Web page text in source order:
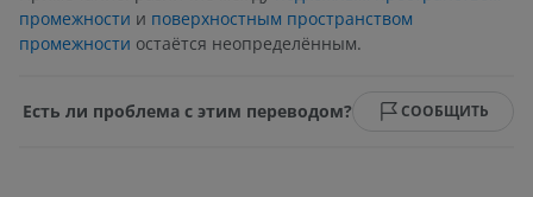
промежности и поверхностным пространством
промежности остаётся неопределённым.
Есть ли проблема с этим переводом? СООБЩИТЬ